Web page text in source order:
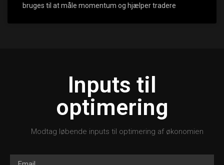
bruges til at måle momentum og hjælper tradere
Inputs til
optimering
Modtag løbende inputs til optimering af økonomien